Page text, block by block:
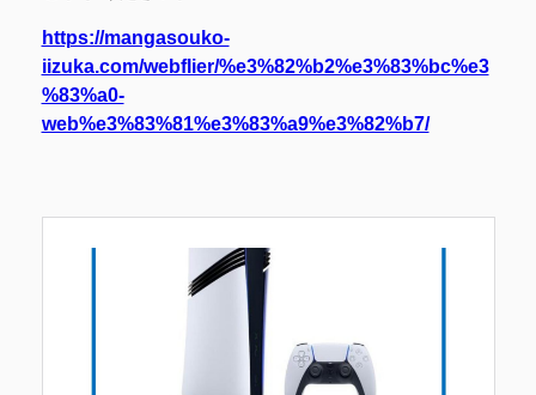
https://mangasouko-
iizuka.com/webflier/%e3%82%b2%e3%83%bc%e3
%83%a0-
web%e3%83%81%e3%83%a9%e3%82%b7/